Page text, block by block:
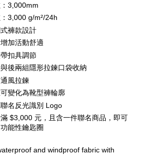
3,000mm
3,000 g/m²/24h
褲款設計
加活動舒適
扣具調節
後兩組隱形拉鍊口袋收納
風拉鍊
變化為靴型褲輪廓
名反光識別 Logo
$3,000 元，且含一件聯名商品，即可
能性鑰匙圈
and windproof fabric with